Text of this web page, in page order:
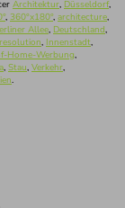
Architektur, Düsseldorf,
, 360°x180°, architecture,
Allee, Deutschland,
, Innenstadt,
Home-Werbung,
, Stau, Verkehr,
.